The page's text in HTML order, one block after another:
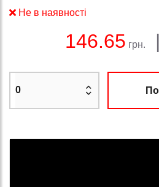
Баланс:
Не в наявності
146.65 грн. |